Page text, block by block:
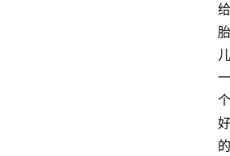
给
胎
儿
一
个
好
的